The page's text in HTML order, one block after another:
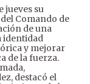
jueves su
Comando de
de una
identidad
y mejorar
de la fuerza.
destacó el